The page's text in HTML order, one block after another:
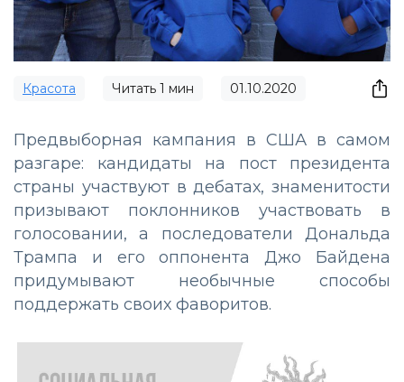
Красота Читать 1 мин 01.10.2020
Предвыборная кампания в США в самом
разгаре: кандидаты на пост президента
страны участвуют в дебатах, знаменитости
призывают поклонников участвовать в
голосовании, а последователи Дональда
Трампа и его оппонента Джо Байдена
придумывают необычные способы
поддержать своих фаворитов.